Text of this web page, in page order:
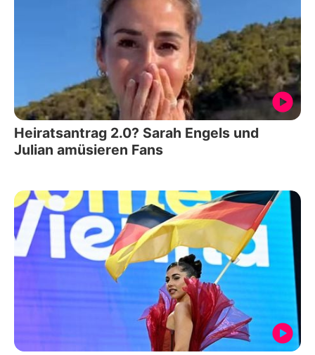
Heiratsantrag 2.0? Sarah Engels und
Julian amüsieren Fans